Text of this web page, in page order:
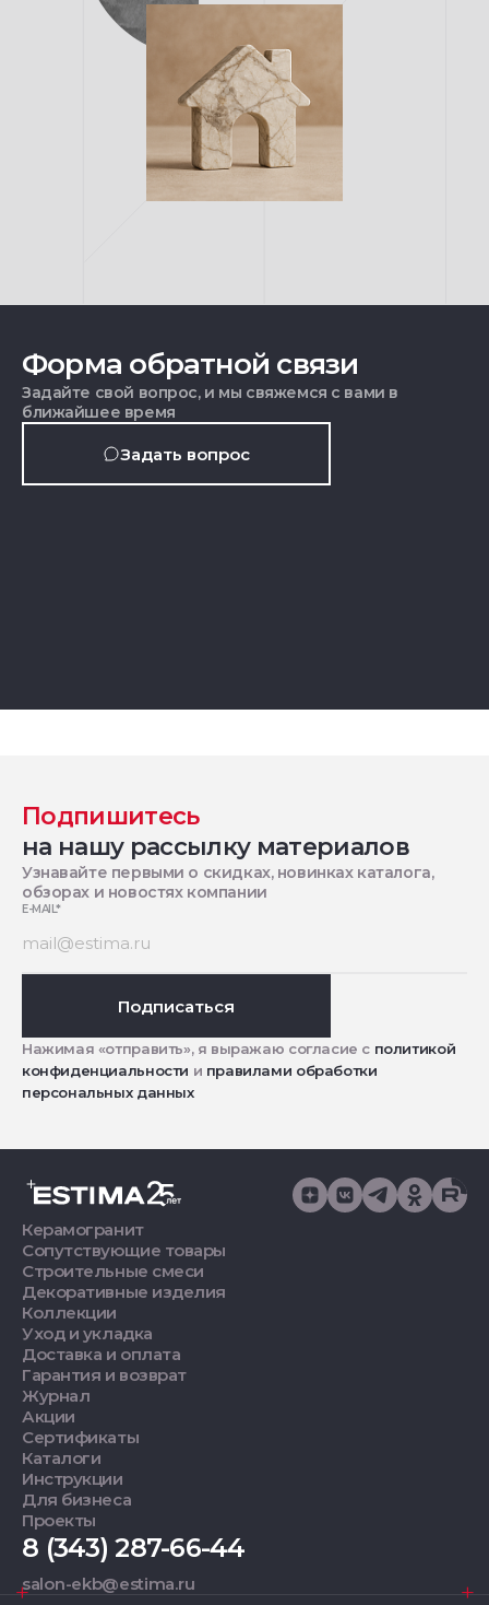
Форма обратной связи
Задайте свой вопрос, и мы свяжемся с вами в
ближайшее время
Задать вопрос
Подпишитесь
на нашу рассылку материалов
Узнавайте первыми о скидках, новинках каталога,
обзорах и новостях компании
E-MAIL*
Подписаться
Нажимая «отправить», я выражаю согласие с политикой
конфиденциальности и правилами обработки
персональных данных
Керамогранит
Сопутствующие товары
Строительные смеси
Декоративные изделия
Коллекции
Уход и укладка
Доставка и оплата
Гарантия и возврат
Журнал
Акции
Сертификаты
Каталоги
Инструкции
Для бизнеса
Проекты
8 (343) 287-66-44
salon-ekb@estima.ru